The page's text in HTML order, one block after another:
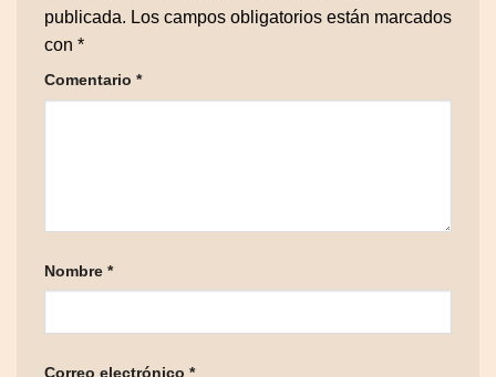
publicada. Los campos obligatorios están marcados
con *
Comentario *
Nombre *
Correo electrónico *